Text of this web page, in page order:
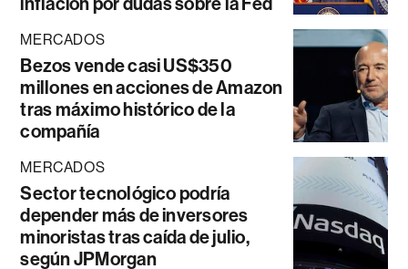
MERCADOS
Bezos vende casi US$350
millones en acciones de Amazon
tras máximo histórico de la
compañía
MERCADOS
Sector tecnológico podría
depender más de inversores
minoristas tras caída de julio,
según JPMorgan